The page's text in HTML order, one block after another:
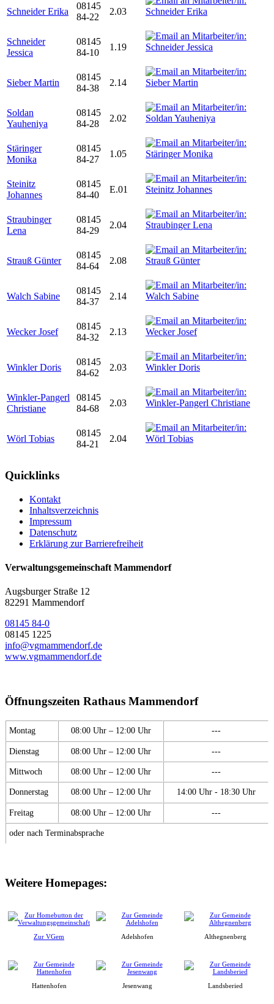
Schneider Erika
08145
84-22
2.03
Schneider
Jessica
08145
84-10
1.19
Sieber Martin
08145
84-38
2.14
Soldan
Yauheniya
08145
84-28
2.02
Stäringer
Monika
08145
84-27
1.05
Steinitz
Johannes
08145
84-40
E.01
Straubinger
Lena
08145
84-29
2.04
Strauß Günter
08145
84-64
2.08
Walch Sabine
08145
84-37
2.14
Wecker Josef
08145
84-32
2.13
Winkler Doris
08145
84-62
2.03
Winkler-Pangerl
Christiane
08145
84-68
2.03
Wörl Tobias
08145
84-21
2.04
Quicklinks
Kontakt
Inhaltsverzeichnis
Impressum
Datenschutz
Erklärung zur Barrierefreiheit
Verwaltungsgemeinschaft Mammendorf
Augsburger Straße 12
82291 Mammendorf
08145 84-0
08145 1225
info@vgmammendorf.de
www.vgmammendorf.de
Öffnungszeiten Rathaus Mammendorf
Montag 08:00 Uhr – 12:00 Uhr ---
Dienstag 08:00 Uhr – 12:00 Uhr ---
Mittwoch 08:00 Uhr – 12:00 Uhr ---
Donnerstag 08:00 Uhr – 12:00 Uhr 14:00 Uhr - 18:30 Uhr
Freitag 08:00 Uhr – 12:00 Uhr ---
oder nach Terminabsprache
Weitere Homepages:
Zur VGem Adelshofen Althegnenberg
Hattenhofen Jesenwang Landsberied